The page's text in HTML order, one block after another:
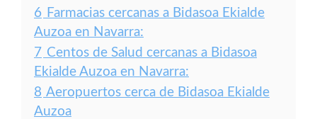
6 Farmacias cercanas a Bidasoa Ekialde
Auzoa en Navarra:
7 Centos de Salud cercanas a Bidasoa
Ekialde Auzoa en Navarra:
8 Aeropuertos cerca de Bidasoa Ekialde
Auzoa